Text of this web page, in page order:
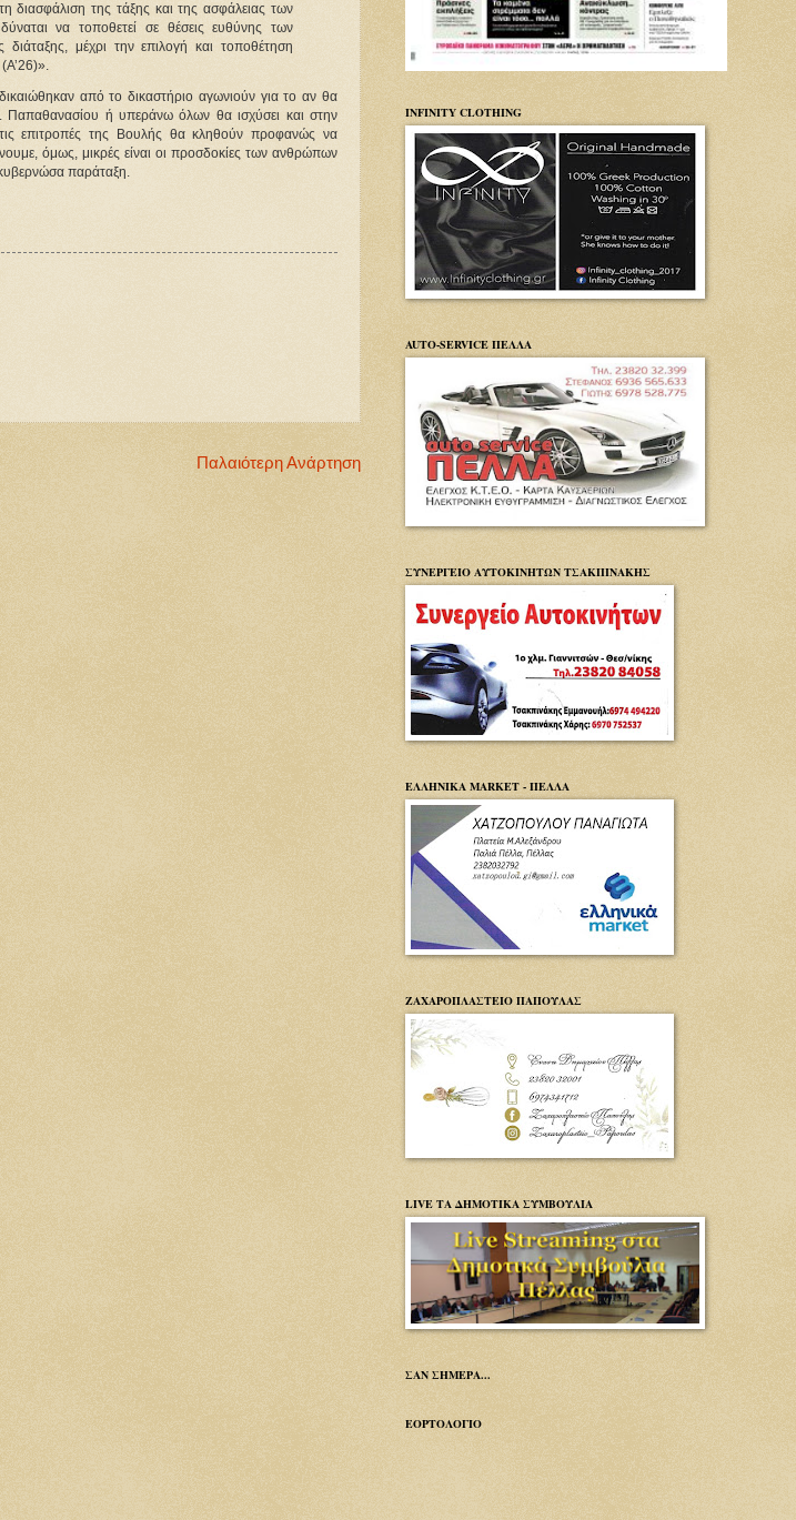
διασφάλιση της τάξης και της ασφάλειας των
να τοποθετεί σε θέσεις ευθύνης των
μέχρι την επιλογή και τοποθέτηση
από το δικαστήριο αγωνιούν για το αν θα
Παπαθανασίου ή υπεράνω όλων θα ισχύσει και στην
επιτροπές της Βουλής θα κληθούν προφανώς να
όμως, μικρές είναι οι προσδοκίες των ανθρώπων
παράταξη.
Παλαιότερη Ανάρτηση
INFINITY CLOTHING
AUTO-SERVICE ΠΕΛΛΑ
ΣΥΝΕΡΓΕΙΟ ΑΥΤΟΚΙΝΗΤΩΝ ΤΣΑΚΠΙΝΑΚΗΣ
ΕΛΛΗΝΙΚΑ MARKET - ΠΕΛΛΑ
ΖΑΧΑΡΟΠΛΑΣΤΕΙΟ ΠΑΠΟΥΛΑΣ
LIVE ΤΑ ΔΗΜΟΤΙΚΑ ΣΥΜΒΟΥΛΙΑ
ΣΑΝ ΣΗΜΕΡΑ...
ΕΟΡΤΟΛΟΓΙΟ